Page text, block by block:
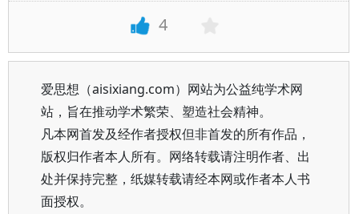
4
爱思想（aisixiang.com）网站为公益纯学术网
站，旨在推动学术繁荣、塑造社会精神。
凡本网首发及经作者授权但非首发的所有作品，
版权归作者本人所有。网络转载请注明作者、出
处并保持完整，纸媒转载请经本网或作者本人书
面授权。